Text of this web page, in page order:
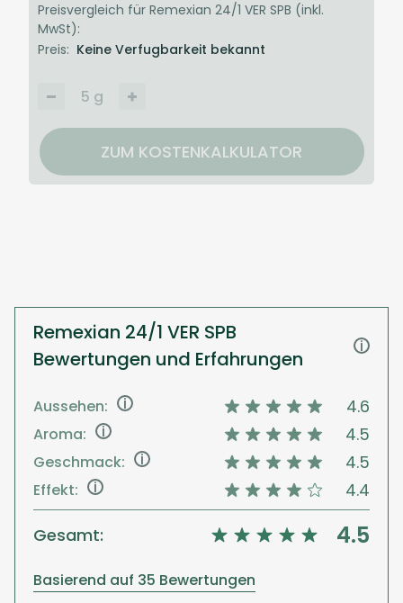
Preisvergleich für Remexian 24/1 VER SPB (inkl.
MwSt):
Preis: Keine Verfugbarkeit bekannt
5 g
ZUM KOSTENKALKULATOR
Remexian 24/1 VER SPB
Bewertungen und Erfahrungen
i
Aussehen: i 4.6
Aroma: i 4.5
Geschmack: i 4.5
Effekt: i
4.4
Gesamt:
4.5
Basierend auf 35 Bewertungen